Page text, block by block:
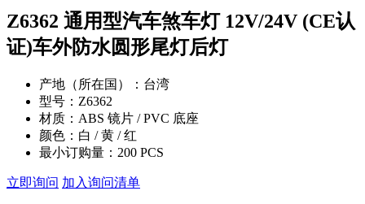
Z6362 通用型汽车煞车灯 12V/24V (CE认
证)车外防水圆形尾灯后灯
产地（所在国）： 台湾
型号： Z6362
材质： ABS 镜片 / PVC 底座
颜色： 白 / 黄 / 红
最小订购量： 200 PCS
立即询问 加入询问清单